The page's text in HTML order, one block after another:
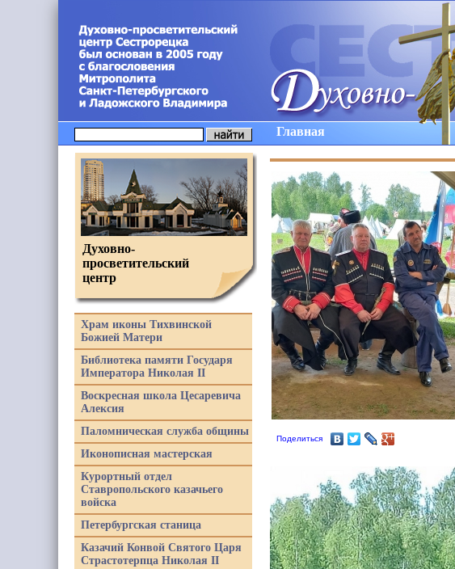
Главная
Поделиться
Духовно-
просветительский
центр
Храм иконы Тихвинской
Божией Матери
Библиотека памяти Государя
Императора Николая II
Воскресная школа Цесаревича
Алексия
Паломническая служба общины
Иконописная мастерская
Курортный отдел
Ставропольского казачьего
войска
Петербургская станица
Казачий Конвой Святого Царя
Страстотерпца Николая II